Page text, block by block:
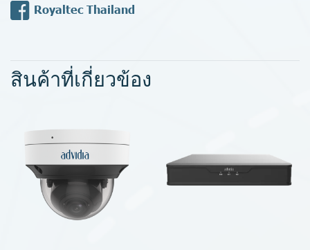
Royaltec Thailand
สินค้าที่เกี่ยวข้อง